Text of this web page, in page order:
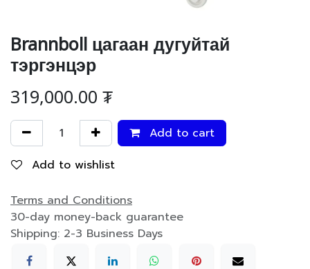
Brannboll цагаан дугуйтай
тэргэнцэр
319,000.00₮
Add to cart
Add to wishlist
Terms and Conditions
30-day money-back guarantee
Shipping: 2-3 Business Days